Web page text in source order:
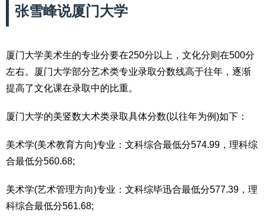
张雪峰说厦门大学
厦门大学美术生的专业分要在250分以上，文化分则在500分
左右。厦门大学部分艺术类专业录取分数线高于往年，逐渐
提高了文化课在录取中的比重。
厦门大学的美竖数大术类录取具体分数(以往年为例)如下：
美术学(美术教育方向)专业：文科综合最低分574.99，理科综
合最低分560.68;
美术学(艺术管理方向)专业：文科综毕迅合最低分577.39，理
科综合最低分561.68;